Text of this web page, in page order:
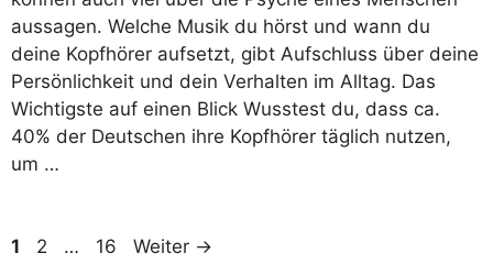
aussagen. Welche Musik du hörst und wann du
deine Kopfhörer aufsetzt, gibt Aufschluss über deine
Persönlichkeit und dein Verhalten im Alltag. Das
Wichtigste auf einen Blick Wusstest du, dass ca.
40% der Deutschen ihre Kopfhörer täglich nutzen,
um …
Seite
1 Seite
2 … Seite
16 Weiter →